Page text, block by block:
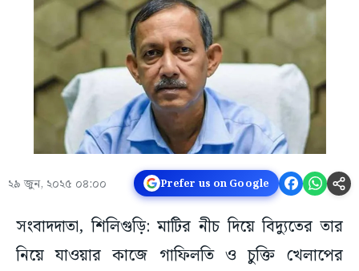
২৯ জুন, ২০২৫ ০৪:০০ Prefer us on Google
সংবাদদাতা, শিলিগুড়ি: মাটির নীচ দিয়ে বিদ্যুতের তার
নিয়ে যাওয়ার কাজে গাফিলতি ও চুক্তি খেলাপের